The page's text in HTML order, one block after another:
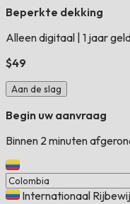
Beperkte dekking
Alleen digitaal 1 jaar
$49
Aan de slag
Begin uw aanvraag
Binnen 2 minuten
Internationaal